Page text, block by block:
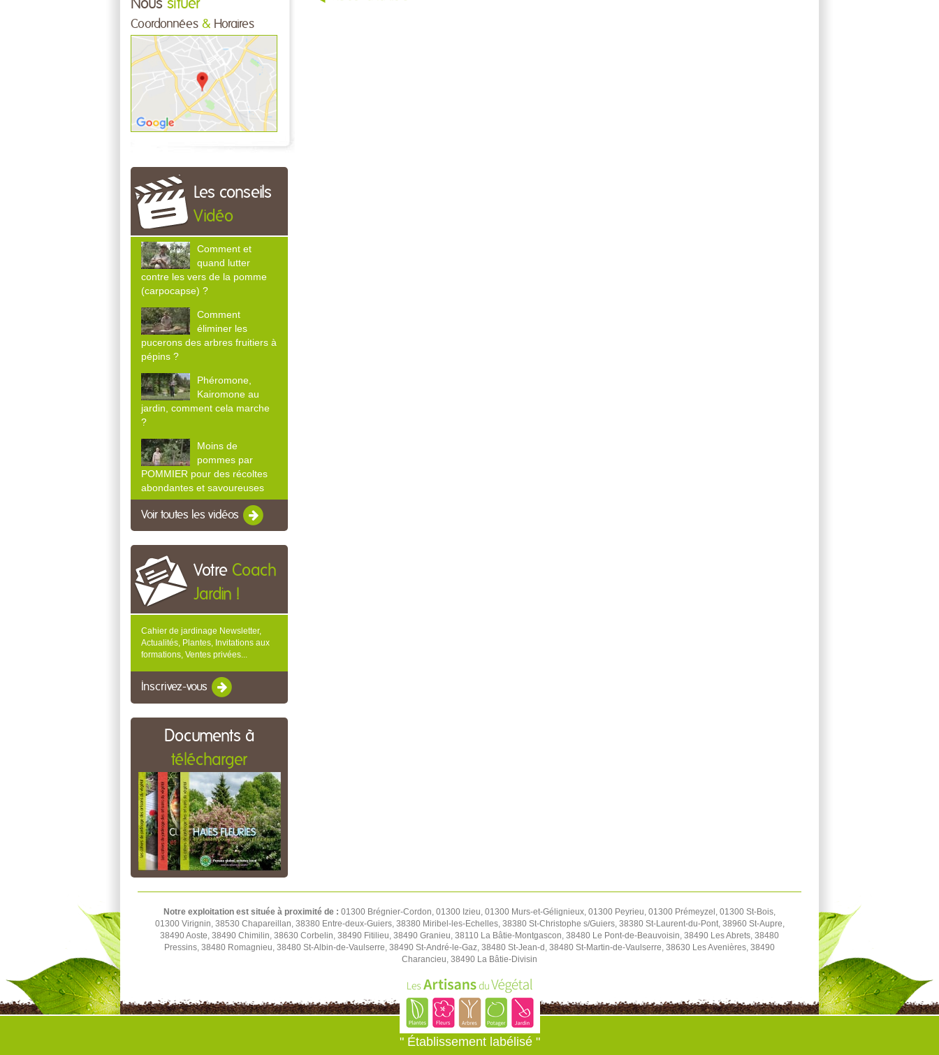
Nous situer
Coordonnées & Horaires
Les conseils
Vidéo
Comment et
quand lutter
contre les vers de la pomme
(carpocapse) ?
Comment
éliminer les
pucerons des arbres fruitiers à
pépins ?
Phéromone,
Kairomone au
jardin, comment cela marche
?
Moins de
pommes par
POMMIER pour des récoltes
abondantes et savoureuses
Voir toutes les vidéos
Votre Coach
Jardin !
Cahier de jardinage Newsletter,
Actualités, Plantes, Invitations aux
formations, Ventes privées...
Inscrivez-vous
Documents à
télécharger
Notre exploitation est située à proximité de : 01300 Brégnier-Cordon, 01300 Izieu, 01300 Murs-et-Gélignieux, 01300 Peyrieu, 01300 Prémeyzel, 01300 St-Bois,
01300 Virignin, 38530 Chapareillan, 38380 Entre-deux-Guiers, 38380 Miribel-les-Echelles, 38380 St-Christophe s/Guiers, 38380 St-Laurent-du-Pont, 38960 St-Aupre,
38490 Aoste, 38490 Chimilin, 38630 Corbelin, 38490 Fitilieu, 38490 Granieu, 38110 La Bâtie-Montgascon, 38480 Le Pont-de-Beauvoisin, 38490 Les Abrets, 38480
Pressins, 38480 Romagnieu, 38480 St-Albin-de-Vaulserre, 38490 St-André-le-Gaz, 38480 St-Jean-d, 38480 St-Martin-de-Vaulserre, 38630 Les Avenières, 38490
Charancieu, 38490 La Bâtie-Divisin
" Établissement labélisé "